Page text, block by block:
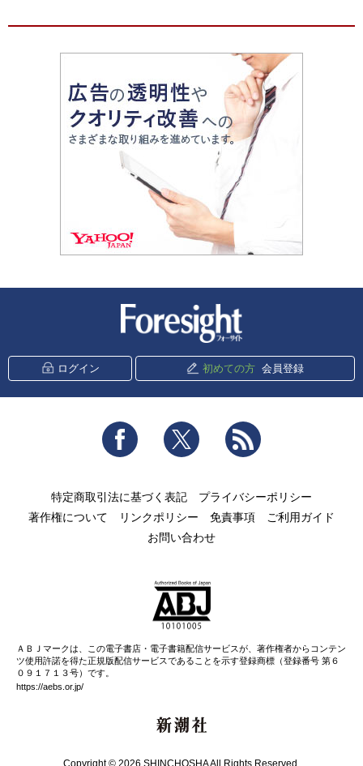
ログイン 初めての方 会員登録
Facebook Twitter
特定商取引法に基づく表記
プライバシーポリシー
著作権について
リンクポリシー 免責事項
ご利用ガイド
お問い合わせ
ＡＢＪマークは、この電子書店・電子書籍配信サービスが、著作権者からコンテン
ツ使用許諾を得た正規版配信サービスであることを示す登録商標（登録番号 第６
０９１７１３号）です。
https://aebs.or.jp/
Copyright © 2026 SHINCHOSHA All Rights Reserved.